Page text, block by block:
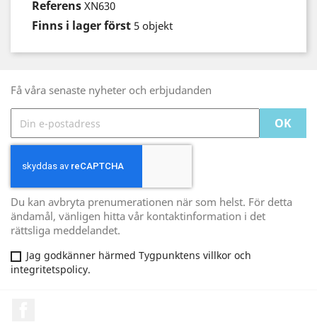
Referens XN630
Finns i lager först 5 objekt
Få våra senaste nyheter och erbjudanden
Du kan avbryta prenumerationen när som helst. För detta
ändamål, vänligen hitta vår kontaktinformation i det
rättsliga meddelandet.
Jag godkänner härmed Tygpunktens villkor och
integritetspolicy.